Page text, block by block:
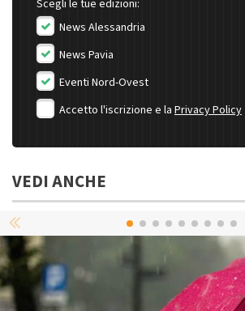
Scegli le tue edizioni:
News Alessandria
News Pavia
Eventi Nord-Ovest
Accetto l'iscrizione e la Privacy Policy
VEDI ANCHE